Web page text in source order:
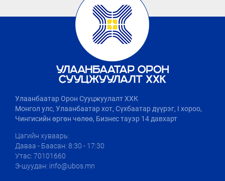
Улаанбаатар Орон Сууцжуулалт ХХК
Монгол улс, Улаанбаатар хот, Сүхбаатар дүүрэг, I хороо,
Чингисийн өргөн чөлөө, Бизнес тауэр 14 давхарт
Цагийн хуваарь:
Даваа - Баасан: 8:30 - 17:30
Утас: 70101660
Э-шуудан: info@ubos.mn